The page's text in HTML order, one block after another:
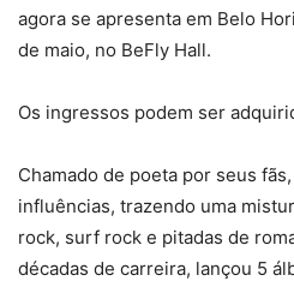
agora se apresenta em Belo
de maio, no BeFly Hall.
Os ingressos podem ser
Chamado de poeta por seus
influências, trazendo uma
rock, surf rock e pitadas de
décadas de carreira, lançou 5